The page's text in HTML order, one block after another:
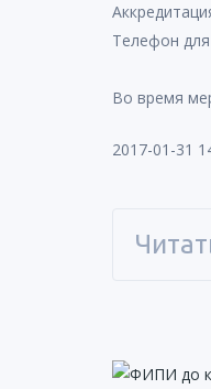
Телефон
Во время
2017-01-31